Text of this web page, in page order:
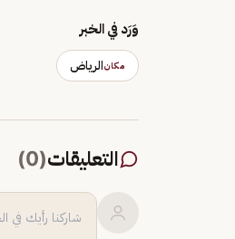
وَرَد في الخبر
مكانالرياض
التعليقات(
0
)